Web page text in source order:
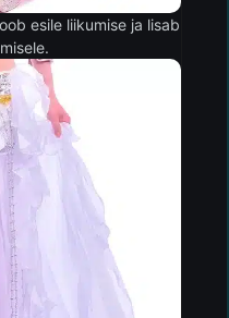
esile liikumise ja lisab